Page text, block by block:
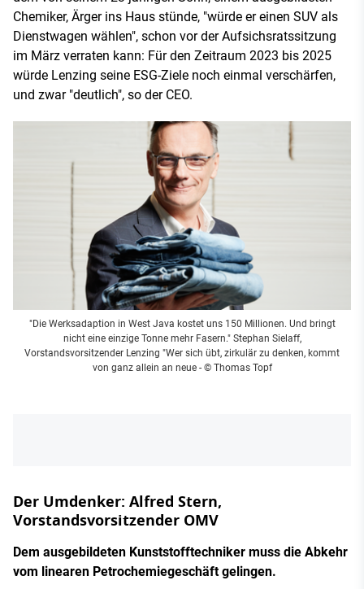
Chemiker, Ärger ins Haus stünde, "würde er einen SUV als
Dienstwagen wählen", schon vor der Aufsichsratssitzung
im März verraten kann: Für den Zeitraum 2023 bis 2025
würde Lenzing seine ESG-Ziele noch einmal verschärfen,
und zwar "deutlich", so der CEO.
"Die Werksadaption in West Java kostet uns 150 Millionen. Und bringt
nicht eine einzige Tonne mehr Fasern." Stephan Sielaff,
Vorstandsvorsitzender Lenzing "Wer sich übt, zirkulär zu denken, kommt
von ganz allein an neue - © Thomas Topf
Der Umdenker: Alfred Stern,
Vorstandsvorsitzender OMV
Dem ausgebildeten Kunststofftechniker muss die Abkehr
vom linearen Petrochemiegeschäft gelingen.